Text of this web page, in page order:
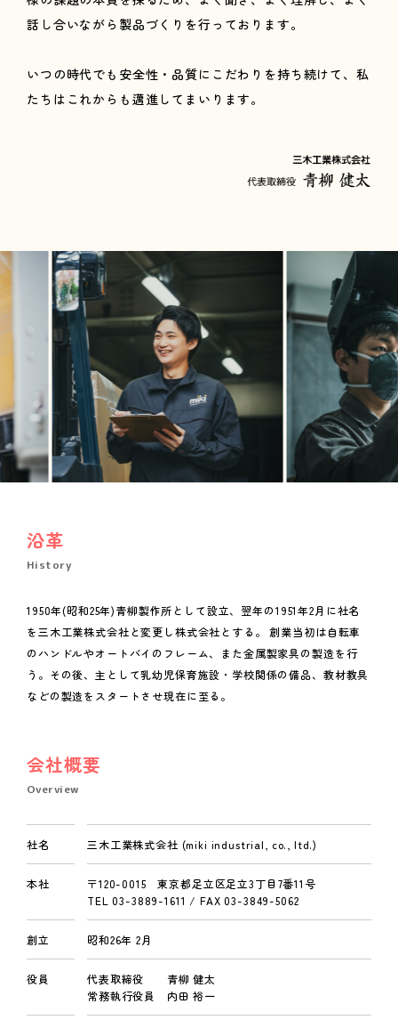
話し合いながら製品づくりを行っております。
いつの時代でも安全性・品質にこだわりを持ち続けて、私
たちはこれからも邁進してまいります。
沿革
History
1950年(昭和25年)青柳製作所として設立、翌年の1951年2月に社名
を三木工業株式会社と変更し株式会社とする。 創業当初は自転車
のハンドルやオートバイのフレーム、また金属製家具の製造を行
う。その後、主として乳幼児保育施設・学校関係の備品、教材教具
などの製造をスタートさせ現在に至る。
会社概要
Overview
社名 三木工業株式会社 (miki industrial, co., ltd.)
本社
〒120-0015 東京都足立区足立3丁目7番11号
TEL 03-3889-1611 / FAX 03-3849-5062
創立 昭和26年 2月
役員
代表取締役 青柳 健太
常務執行役員 内田 裕一